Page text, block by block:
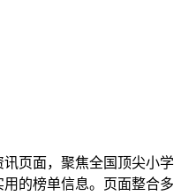
页面，聚焦全国顶尖小学
的榜单信息。页面整合多